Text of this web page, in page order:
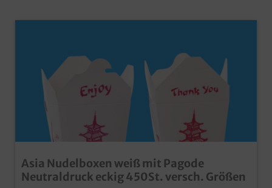
Asia Nudelboxen weiß mit Pagode
Neutraldruck eckig 450St. versch. Größen